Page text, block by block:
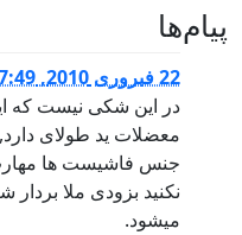
پيام‌ها
22 فبروری 2010, 07:49
در این شکی نیست که
معضلات ید طولای
جنس فاشیست ها
نکنید بزودی ملا
میشود.